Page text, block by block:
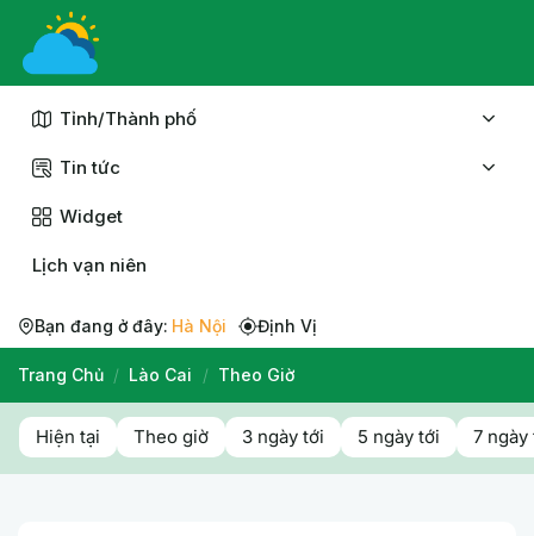
Chuyển
nội
Tỉnh/Thành phố
Tin tức
Widget
Lịch vạn niên
Bạn đang ở đây: Hà Nội Định Vị
Trang Chủ / Lào Cai / Theo Giờ
Hiện tại Theo giờ 3 ngày tới 5 ngày tới 7 ngày